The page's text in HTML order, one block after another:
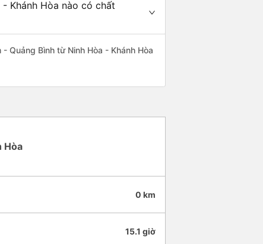
Khánh Hòa nào có chất
Quảng Bình từ Ninh Hòa - Khánh Hòa
Hòa
0 km
15.1 giờ